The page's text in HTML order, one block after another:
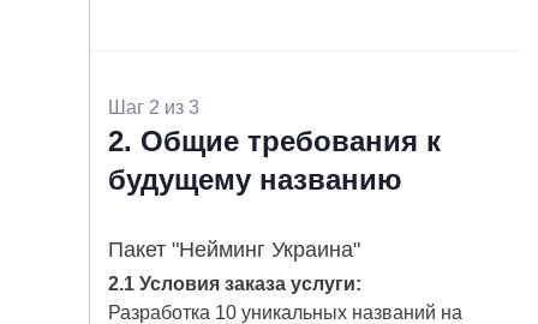
Шаг 2 из 3
2. Общие требования к
будущему названию
Пакет "Нейминг Украина"
2.1 Условия заказа услуги:
Разработка 10 уникальных названий на
БРИФЫ
КАРЬЕРА
БЛОГ